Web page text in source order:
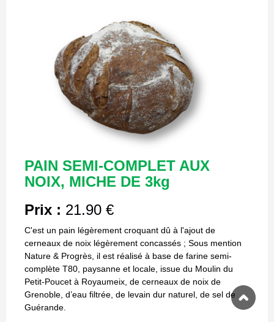
PAIN SEMI-COMPLET AUX
NOIX, MICHE DE 3kg
Prix : 21.90 €
C'est un pain légèrement croquant dû à l'ajout de
cerneaux de noix légèrement concassés ; Sous mention
Nature & Progrès, il est réalisé à base de farine semi-
complète T80, paysanne et locale, issue du Moulin du
Petit-Poucet à Royaumeix, de cerneaux de noix de
Grenoble, d’eau filtrée, de levain dur naturel, de sel de
Guérande.